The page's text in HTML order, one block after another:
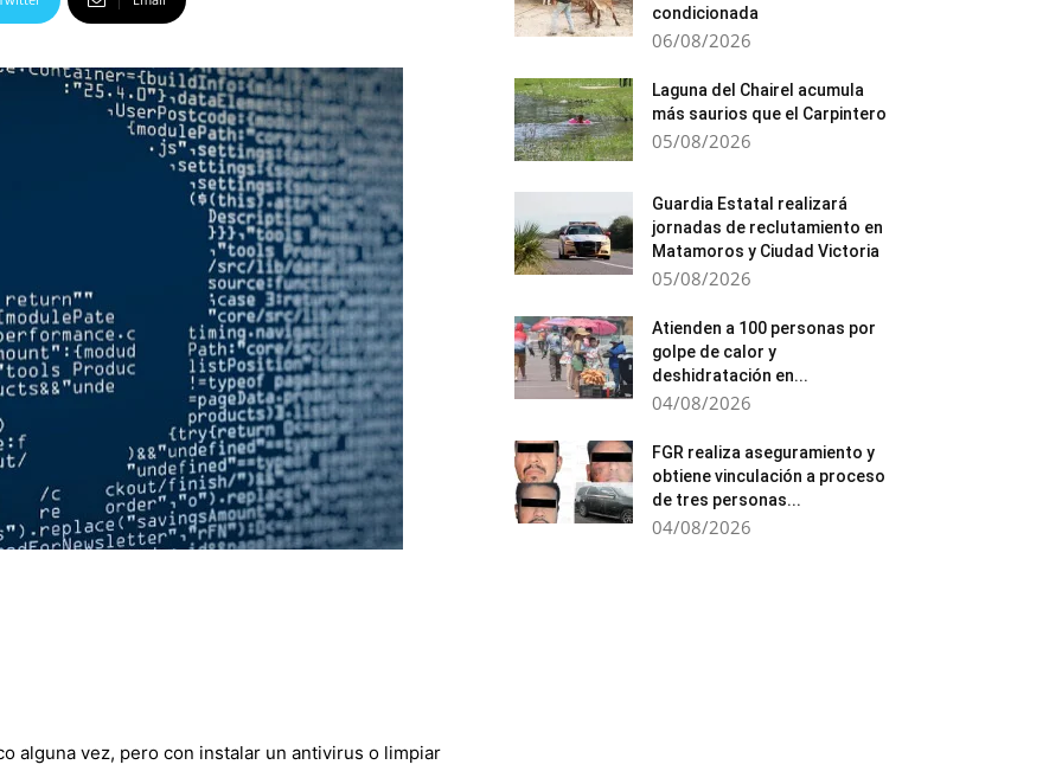
alguna vez, pero con instalar un antivirus o limpiar
condicionada
06/08/2026
Laguna del Chairel acumula
más saurios que el Carpintero
05/08/2026
Guardia Estatal realizará
jornadas de reclutamiento en
Matamoros y Ciudad Victoria
05/08/2026
Atienden a 100 personas por
golpe de calor y
deshidratación en...
04/08/2026
FGR realiza aseguramiento y
obtiene vinculación a proceso
de tres personas...
04/08/2026